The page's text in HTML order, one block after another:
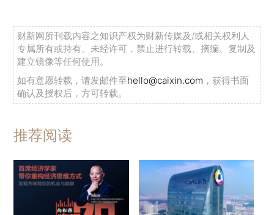
财新网所刊载内容之知识产权为财新传媒及/或相关权利人
专属所有或持有。未经许可，禁止进行转载、摘编、复制及
建立镜像等任何使用。
如有意愿转载，请发邮件至hello@caixin.com ，获得书面
确认及授权后，方可转载。
推荐阅读